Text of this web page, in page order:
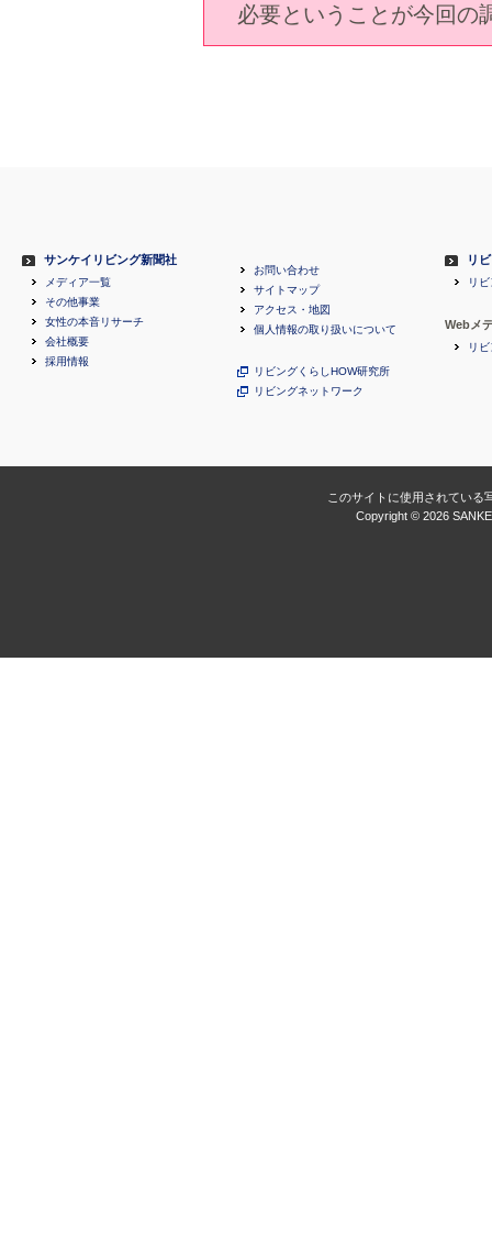
必要ということが今回の
サンケイリビング新聞社
メディア一覧
その他事業
女性の本音リサーチ
会社概要
採用情報
お問い合わせ
サイトマップ
アクセス・地図
個人情報の取り扱いについて
リビングくらしHOW研究所
リビングネットワーク
リ
リ
Webメ
リ
このサイトに使用されている
Copyright © 2026